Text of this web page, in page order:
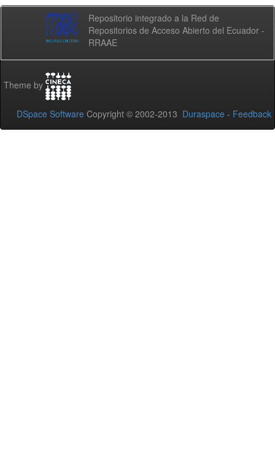
Repositorio integrado a la Red de
Repositorios de Acceso Abierto del Ecuador -
RRAAE
Theme by
DSpace Software Copyright © 2002-2013 Duraspace - Feedback